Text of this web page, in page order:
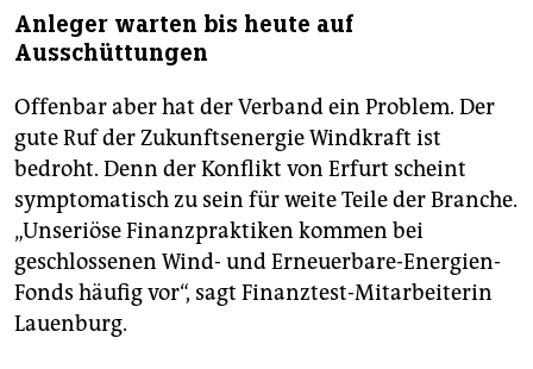
Anleger warten bis heute auf
Ausschüttungen
Offenbar aber hat der Verband ein Problem. Der
gute Ruf der Zukunftsenergie Windkraft ist
bedroht. Denn der Konflikt von Erfurt scheint
symptomatisch zu sein für weite Teile der Branche.
„Unseriöse Finanzpraktiken kommen bei
geschlossenen Wind- und Erneuerbare-Energien-
Fonds häufig vor“, sagt Finanztest-Mitarbeiterin
Lauenburg.